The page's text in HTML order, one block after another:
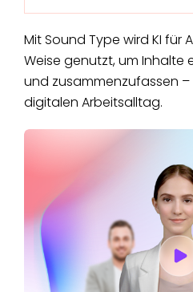
Mit Sound Type wird KI für
Weise genutzt, um Inhalte
und zusammenzufassen –
digitalen Arbeitsalltag.